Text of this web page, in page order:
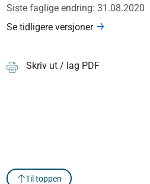
Siste faglige endring: 31.08.2020
Se tidligere versjoner
Skriv ut / lag PDF
Til toppen